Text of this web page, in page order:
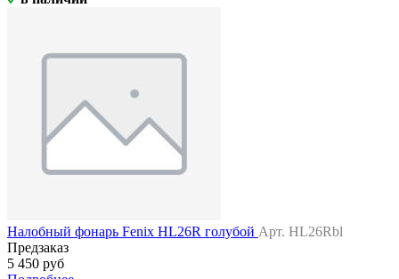
Налобный фонарь Fenix HL26R голубой Арт. HL26Rbl
Предзаказ
5 450 руб